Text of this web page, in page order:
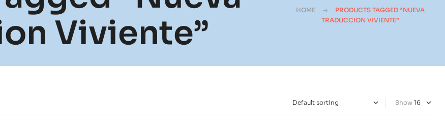
Viviente”
HOME
PRODUCTS TAGGED “NUEVA
TRADUCCION VIVIENTE”
Show